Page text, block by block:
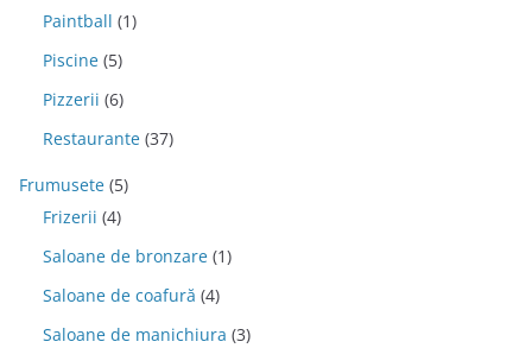
Paintball (1)
Piscine (5)
Pizzerii (6)
Restaurante (37)
Frumusete (5)
Frizerii (4)
Saloane de bronzare (1)
Saloane de coafură (4)
Saloane de manichiura (3)